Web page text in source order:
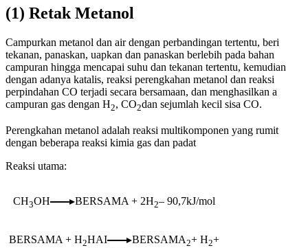
(1) Retak Metanol
Campurkan metanol dan air dengan perbandingan tertentu, beri
tekanan, panaskan, uapkan dan panaskan berlebih pada bahan
campuran hingga mencapai suhu dan tekanan tertentu, kemudian
dengan adanya katalis, reaksi perengkahan metanol dan reaksi
perpindahan CO terjadi secara bersamaan, dan menghasilkan a
campuran gas dengan H2, CO2dan sejumlah kecil sisa CO.
Perengkahan metanol adalah reaksi multikomponen yang rumit
dengan beberapa reaksi kimia gas dan padat
Reaksi utama:
CH3OH BERSAMA + 2H2– 90,7kJ/mol
BERSAMA + H2HAI BERSAMA2+ H2+